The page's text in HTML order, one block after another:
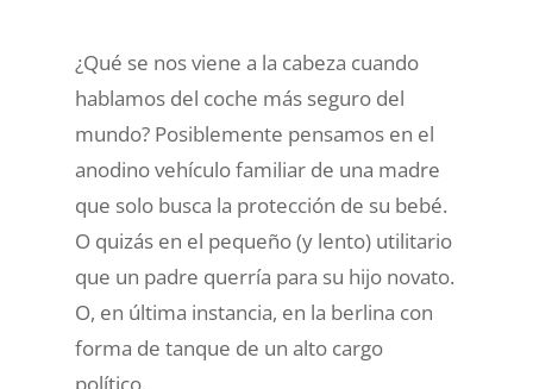
¿Qué se nos viene a la cabeza cuando
hablamos del coche más seguro del
mundo? Posiblemente pensamos en el
anodino vehículo familiar de una madre
que solo busca la protección de su bebé.
O quizás en el pequeño (y lento) utilitario
que un padre querría para su hijo novato.
O, en última instancia, en la berlina con
forma de tanque de un alto cargo
político.